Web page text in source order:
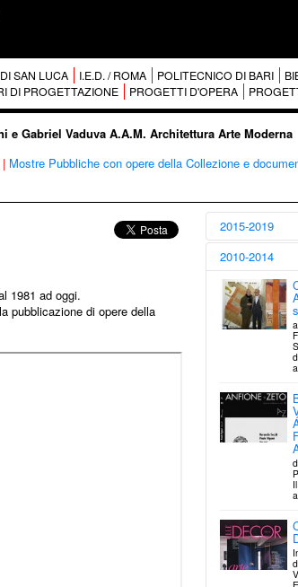
SAN LUCA I.E.D. / ROMA POLITECNICO DI BARI
DI PROGETTAZIONE PROGETTI D'OPERA
Gabriel Vaduva A.A.M. Architettura Arte Moderna
| Mostre Pubbliche con opere della Collezione e
1981 ad oggi.
pubblicazione di opere della
2015-2019
2010-2014